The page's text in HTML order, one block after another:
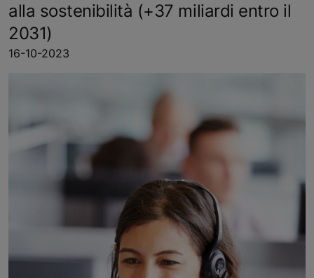
alla sostenibilità (+37 miliardi entro il
2031)
16-10-2023